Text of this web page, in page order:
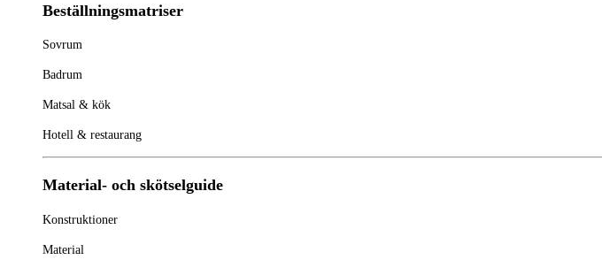
Beställningsmatriser
Sovrum
Badrum
Matsal & kök
Hotell & restaurang
Material- och skötselguide
Konstruktioner
Material